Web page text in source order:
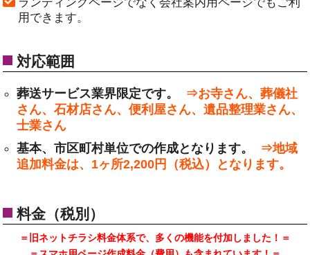
用できます。
対応範囲
葬送サービス業界限定です。
⇒お寺さん、葬儀社
さん、石材店さん、便利屋さん、遺品整理業さん、
士業さん
基本、市区町村単位での作成となります。
⇒地域
追加料金は、1ヶ所2,200円（税込）となります。
料金（税別）
＝旧ネットチラシ料金体系で、多くの機能を付加しました！＝